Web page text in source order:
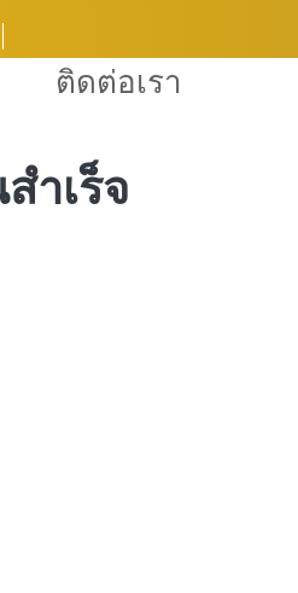
ติดต่อเรา
ำเร็จ